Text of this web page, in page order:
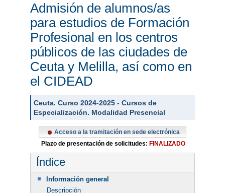
Admisión de alumnos/as
para estudios de Formación
Profesional en los centros
públicos de las ciudades de
Ceuta y Melilla, así como en
el CIDEAD
Ceuta. Curso 2024-2025 - Cursos de
Especialización. Modalidad Presencial
Acceso a la tramitación en sede electrónica
Plazo de presentación de solicitudes: FINALIZADO
Índice
Información general
Descripción